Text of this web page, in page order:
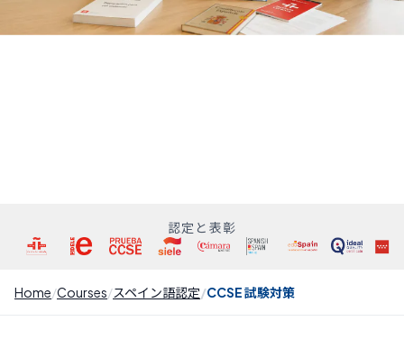
認定と表彰
Home Courses スペイン語認定 CCSE 試験対策